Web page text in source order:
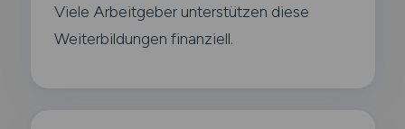
Viele Arbeitgeber unterstützen diese
Weiterbildungen finanziell.